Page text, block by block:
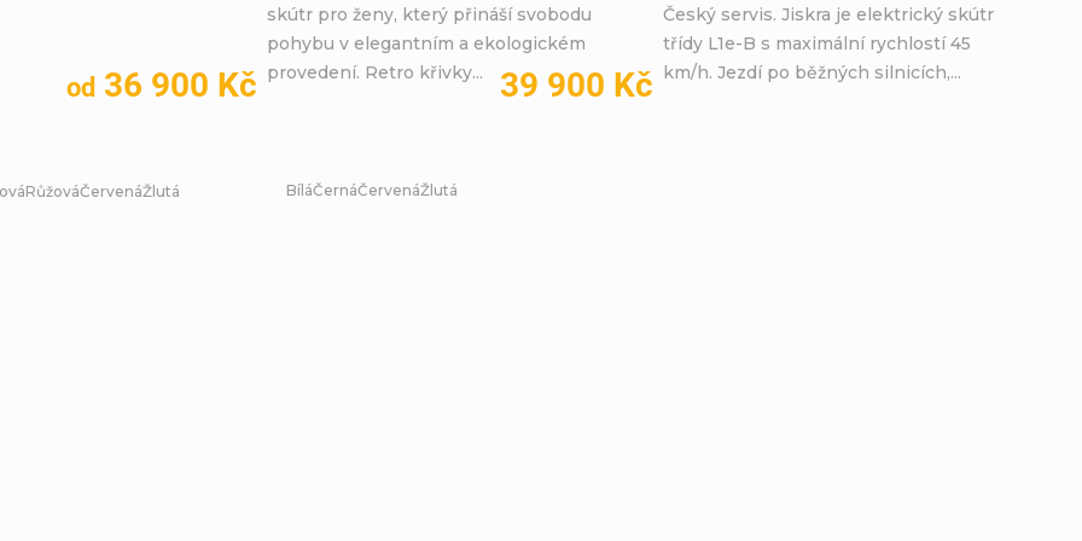
od 36 900 Kč
skútr pro ženy, který přináší svobodu
pohybu v elegantním a ekologickém
provedení. Retro křivky...
RůžováČervenáŽlutá
39 900 Kč
Český servis. Jiskra je elektrický skútr
třídy L1e-B s maximální rychlostí 45
km/h. Jezdí po běžných silnicích,...
BíláČernáČervenáŽlutá